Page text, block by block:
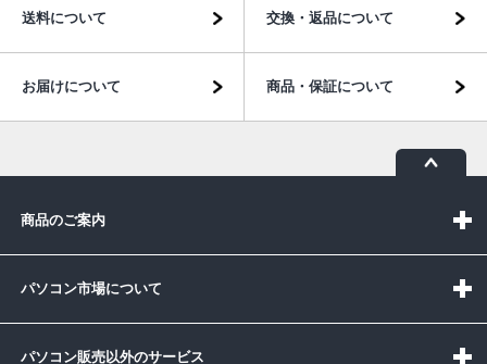
送料について 交換・返品について
お届けについて 商品・保証について
商品のご案内
パソコン市場について
パソコン販売以外のサービス